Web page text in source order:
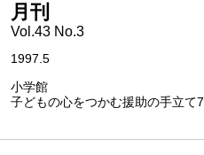
月刊
Vol.43 No.3
1997.5
小学館
子どもの心をつかむ援助の手立て7